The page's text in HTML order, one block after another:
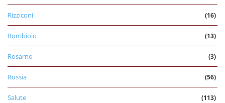
Rizziconi (16)
Rombiolo (13)
Rosarno (3)
Russia (56)
Salute (113)